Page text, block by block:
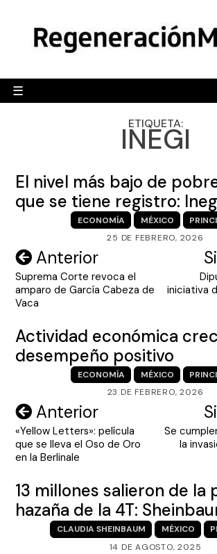
content
☰
POLÍTICA
CAMALEÓN
OPINIÓN
ENGLISH SECTION
VIDEOS
ETIQUETA:
INEGI
El nivel más bajo de
que se tiene registro:
ECONOMÍA MÉXICO
25 DE FEBRERO, 2026
Navegación
de
entradas
Anterior
Suprema Corte revoca el
amparo de García Cabeza de
Vaca
iniciativa
Actividad económica
desempeño positivo
ECONOMÍA MÉXICO
23 DE FEBRERO, 2026
Navegación
de
entradas
Anterior
«Yellow Letters»: película
que se lleva el Oso de Oro
en la Berlinale
Se
la
13 millones salieron de la
hazaña de la 4T:
CLAUDIA SHEINBAUM MÉXICO
14 DE AGOSTO, 2025